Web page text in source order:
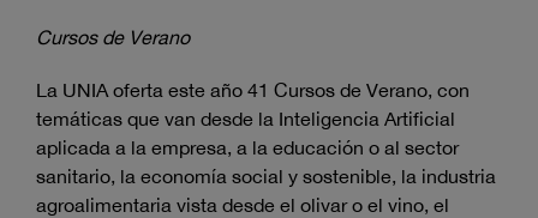
Cursos de Verano
La UNIA oferta este año 41 Cursos de Verano, con
temáticas que van desde la Inteligencia Artificial
aplicada a la empresa, a la educación o al sector
sanitario, la economía social y sostenible, la industria
agroalimentaria vista desde el olivar o el vino, el